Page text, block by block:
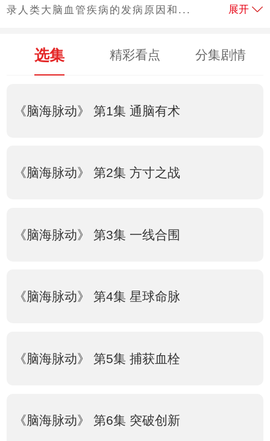
录人类大脑血管疾病的发病原因和...
展开
选集 精彩看点 分集剧情
《脑海脉动》 第1集 通脑有术
《脑海脉动》 第2集 方寸之战
《脑海脉动》 第3集 一线合围
《脑海脉动》 第4集 星球命脉
《脑海脉动》 第5集 捕获血栓
《脑海脉动》 第6集 突破创新